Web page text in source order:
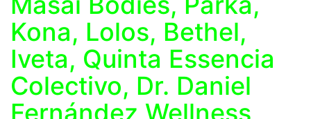
Kona, Lolos, Bethel,
Iveta, Quinta Essencia
Colectivo, Dr. Daniel
Fernández Wellness